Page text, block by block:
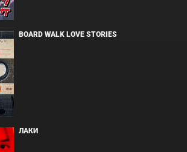
BOARD WALK LOVE STORIES
ЛАКИ